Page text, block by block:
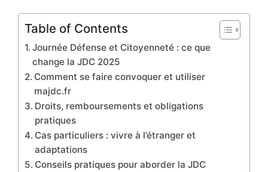
Table of Contents
Journée Défense et Citoyenneté : ce que
change la JDC 2025
Comment se faire convoquer et utiliser
majdc.fr
Droits, remboursements et obligations
pratiques
Cas particuliers : vivre à l’étranger et
adaptations
Conseils pratiques pour aborder la JDC